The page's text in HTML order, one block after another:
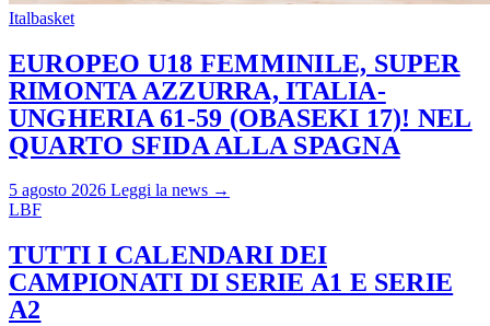
Italbasket
EUROPEO U18 FEMMINILE, SUPER
RIMONTA AZZURRA, ITALIA-
UNGHERIA 61-59 (OBASEKI 17)! NEL
QUARTO SFIDA ALLA SPAGNA
5 agosto 2026 Leggi la news →
LBF
TUTTI I CALENDARI DEI
CAMPIONATI DI SERIE A1 E SERIE
A2